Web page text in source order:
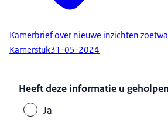
Kamerbrief over nieuwe inzichten
Kamerstuk31-05-2024
Heeft deze informatie u
Ja